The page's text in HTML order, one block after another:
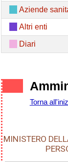
Aziende
Altri enti
Diari
Torna
MINISTERO